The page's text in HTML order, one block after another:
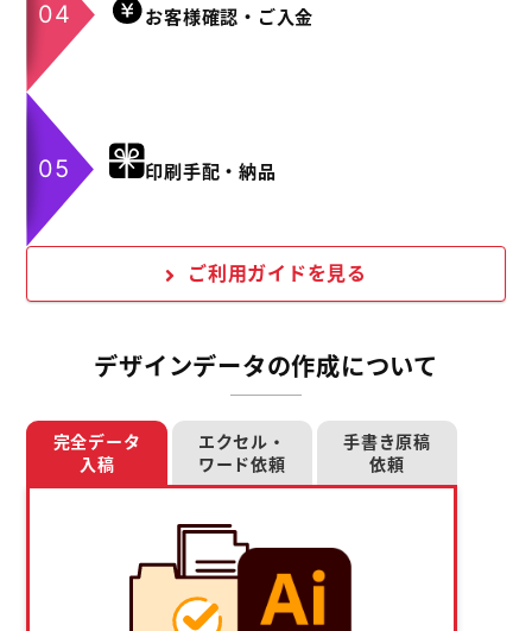
お客様確認・ご入金
印刷手配・納品
ご利用ガイドを見る
デザインデータの作成について
完全データ
入稿
エクセル・
ワード依頼
手書き原稿
依頼